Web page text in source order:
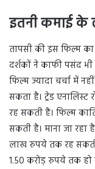
इतनी कमाई के
तापसी की इस फिल्म का
दर्शकों ने काफी पसंद
फिल्म ज्यादा चर्चा में
सकता है। ट्रेड
रह सकती है। फिल्म
सकती है। माना जा
लाख रुपये तक रह
1.50 करोड़ रुपये तक हो